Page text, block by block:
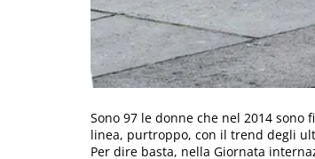
Sono 97 le donne che nel 2014
linea, purtroppo, con il trend degli
Per dire basta, nella Giornata